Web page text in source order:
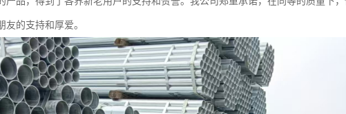
的支持和厚爱。